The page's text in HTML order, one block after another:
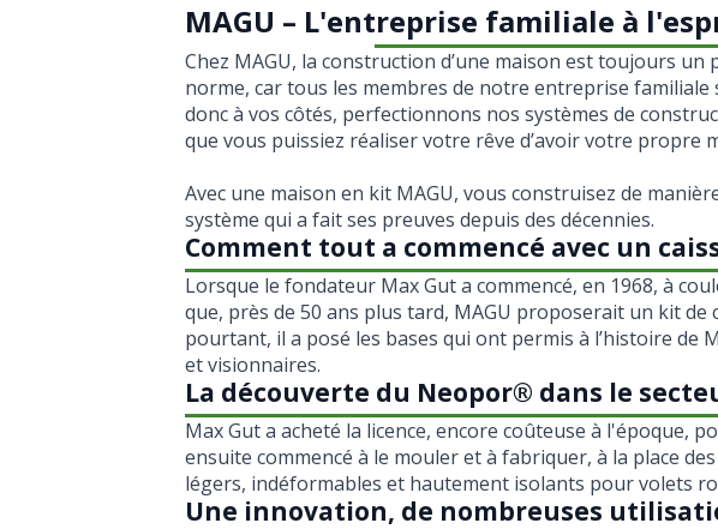
MAGU – L'entreprise familiale à
Chez MAGU, la construction d’une maison est toujours
norme, car tous les membres de notre entreprise
donc à vos côtés, perfectionnons nos systèmes de
que vous puissiez réaliser votre rêve d’avoir votre propre
Avec une maison en kit MAGU, vous construisez de
système qui a fait ses preuves depuis des décennies.
Comment tout a commencé avec un
Lorsque le fondateur Max Gut a commencé, en 1968, à
que, près de 50 ans plus tard, MAGU proposerait un kit
pourtant, il a posé les bases qui ont permis à l’histoire de
et visionnaires.
La découverte du Neopor® dans le
Max Gut a acheté la licence, encore coûteuse à l'époque,
ensuite commencé à le mouler et à fabriquer, à la place
légers, indéformables et hautement isolants pour volets
Une innovation, de nombreuses